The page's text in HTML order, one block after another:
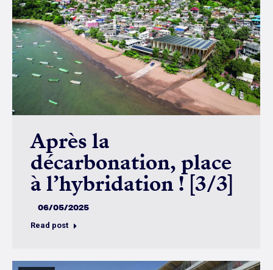
Après la
décarbonation, place
à l’hybridation ! [3/3]
06/05/2025
Read post